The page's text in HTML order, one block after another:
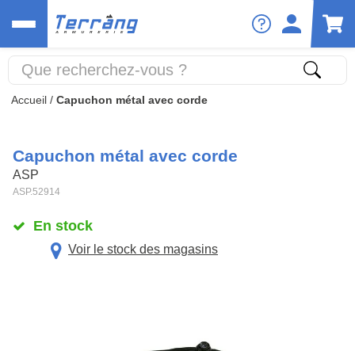
Accueil / Capuchon métal avec corde
Capuchon métal avec corde
ASP
ASP.52914
En stock
Voir le stock des magasins